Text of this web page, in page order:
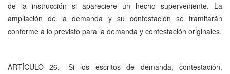
de la instrucción si apareciere un hecho superveniente. La
ampliación de la demanda y su contestación se tramitarán
conforme a lo previsto para la demanda y contestación originales.
ARTÍCULO 26.- Si los escritos de demanda, contestación,